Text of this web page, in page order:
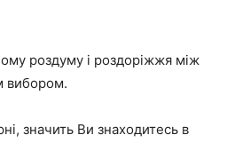
роздуму і роздоріжжя між
вибором.
значить Ви знаходитесь в